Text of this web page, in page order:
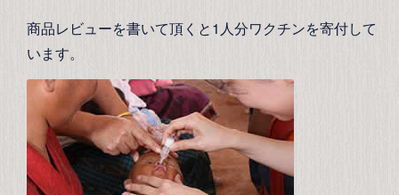
商品レビューを書いて頂くと1人分ワクチンを寄付して
います。